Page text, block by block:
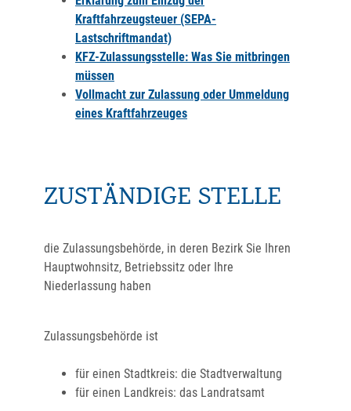
Kraftfahrzeugsteuer (SEPA-
Lastschriftmandat)
KFZ-Zulassungsstelle: Was Sie mitbringen
müssen
Vollmacht zur Zulassung oder Ummeldung
eines Kraftfahrzeuges
ZUSTÄNDIGE STELLE
die Zulassungsbehörde, in deren Bezirk Sie Ihren
Hauptwohnsitz, Betriebssitz oder Ihre
Niederlassung haben
Zulassungsbehörde ist
für einen Stadtkreis: die Stadtverwaltung
für einen Landkreis: das Landratsamt